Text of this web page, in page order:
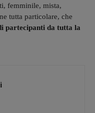
femminile, mista,
tutta particolare, che
partecipanti da tutta la